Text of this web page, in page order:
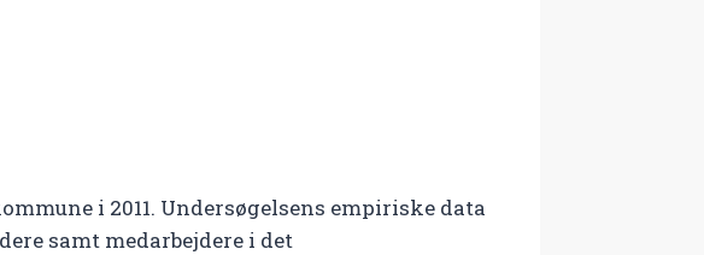
i 2011. Undersøgelsens empiriske data
samt medarbejdere i det